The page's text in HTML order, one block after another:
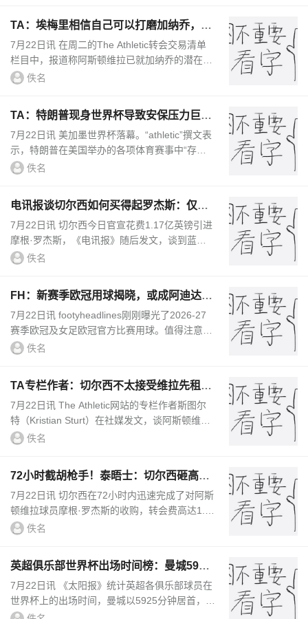
TA：埃梅里相信自己可以打磨加纳乔，让
其找回原有的天赋
7月22日讯 在周二的The Athletic转会交易清单
栏目中，报道称阿斯顿维拉已就加纳乔的潜在转
会与切尔西进行了接触。当天晚些时候，谈判开
佚名
TA：特朗普现身世界杯导致安保压力巨
大，决赛颁奖时还引发嘘声
7月22日讯 美加墨世界杯落幕。“athletic”撰文表
示，特朗普在美国举办的各项体育赛事中“存在
感”极高，而他也带来了巨大的安保压力，并因
佚名
电讯报谈切尔西如何买得起罗杰斯：仅靠
卖人就已经赚了不少钱
7月22日讯 切尔西今日官宣花费1.17亿英镑引进
摩根·罗杰斯，《电讯报》随后发文，谈到蓝军
如何承担得起这样一笔昂贵的交易。在BlueCo治
佚名
FH：新赛季欧冠用球揭晓，或成阿迪达斯
绝唱
7月22日讯 footyheadlines刚刚曝光了2026-27
赛季欧冠及女足欧冠官方比赛用球。值得注意的
是，随着耐克将从2027-28赛季起接管欧冠赞助
佚名
TA专栏作者：切尔西不太接受维拉先租、
后买加纳乔的方案
7月22日讯 The Athletic网站的专栏作者斯图尔
特（Kristian Sturt）在社媒发文，谈阿斯顿维拉
可能从切尔西引入加纳乔的话题。这篇文章写
佚名
72小时截胡枪手！泰晤士：切尔西砸高价
挖罗杰斯，阿隆索亲自出马
7月22日讯 切尔西在72小时内迅速完成了对阿斯
顿维拉球员摩根·罗杰斯的收购，转会费高达1.1
7亿英镑。 《泰晤士报》撰文，谈到切尔西如何
佚名
英超俱乐部世界杯出场时间榜：曼城5925
分钟第一，阿森纳第二
7月22日讯 《太阳报》统计英超各俱乐部球员在
世界杯上的出场时间，曼城以5925分钟居首，阿
森纳4224分钟第二，曼联第三。附英超俱乐部世